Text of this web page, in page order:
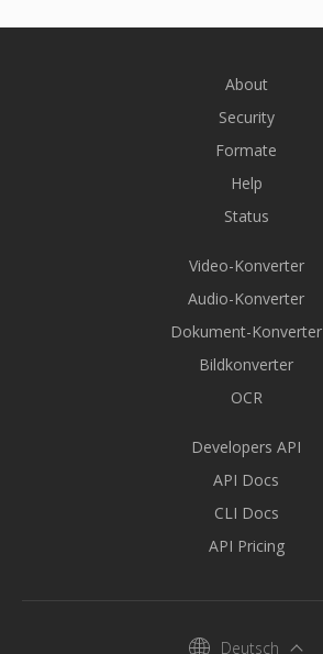
About
Security
Formate
Help
Status
Video-Konverter
Audio-Konverter
Dokument-Konverter
Bildkonverter
OCR
Developers API
API Docs
CLI Docs
API Pricing
Deutsch